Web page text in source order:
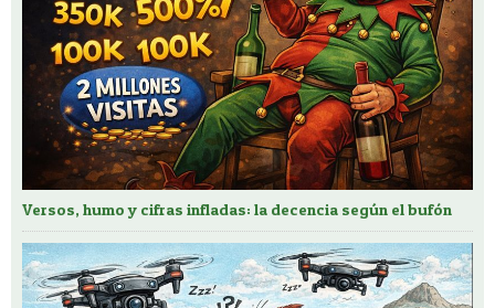
Versos, humo y cifras infladas: la decencia según el bufón